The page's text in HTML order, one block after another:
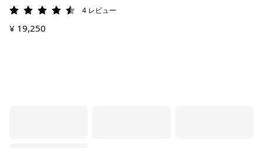
評価: 4.5 / 5
4 レビュー
¥ 19,250